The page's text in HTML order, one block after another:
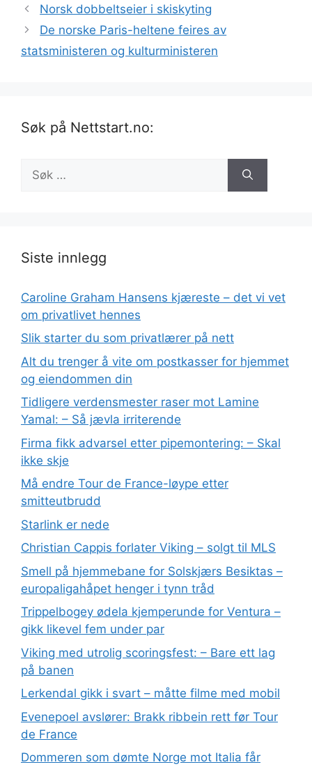
Norsk dobbeltseier i skiskyting
De norske Paris-heltene feires av
statsministeren og kulturministeren
Søk på Nettstart.no:
etter:
Siste innlegg
Caroline Graham Hansens kjæreste – det vi vet
om privatlivet hennes
Slik starter du som privatlærer på nett
Alt du trenger å vite om postkasser for hjemmet
og eiendommen din
Tidligere verdensmester raser mot Lamine
Yamal: – Så jævla irriterende
Firma fikk advarsel etter pipemontering: – Skal
ikke skje
Må endre Tour de France-løype etter
smitteutbrudd
Starlink er nede
Christian Cappis forlater Viking – solgt til MLS
Smell på hjemmebane for Solskjærs Besiktas –
europaligahåpet henger i tynn tråd
Trippelbogey ødela kjemperunde for Ventura –
gikk likevel fem under par
Viking med utrolig scoringsfest: – Bare ett lag
på banen
Lerkendal gikk i svart – måtte filme med mobil
Evenepoel avslører: Brakk ribbein rett før Tour
de France
Dommeren som dømte Norge mot Italia får